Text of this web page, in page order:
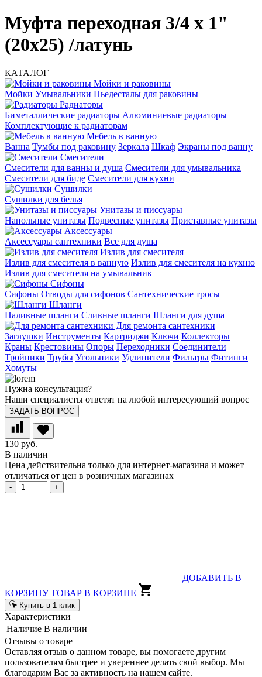
Муфта переходная 3/4 х 1"
(20х25) /латунь
КАТАЛОГ
Мойки и раковины
Мойки Умывальники Пьедесталы для раковины
Радиаторы
Биметаллические радиаторы Алюминиевые радиаторы
Комплектующие к радиаторам
Мебель в ванную
Ванна Тумбы под раковину Зеркала Шкаф Экраны под ванну
Смесители
Смесители для ванны и душа Смесители для умывальника
Смесители для биде Смесители для кухни
Сушилки
Сушилки для белья
Унитазы и писсуары
Напольные унитазы Подвесные унитазы Приставные унитазы
Аксессуары
Аксессуары сантехники Все для душа
Излив для смесителя
Излив для смесителя в ванную Излив для смесителя на кухню
Излив для смесителя на умывальник
Сифоны
Сифоны Отводы для сифонов Сантехнические тросы
Шланги
Наливные шланги Сливные шланги Шланги для душа
Для ремонта сантехники
Заглушки Инструменты Картриджи Ключи Коллекторы
Краны Крестовины Опоры Переходники Соединители
Тройники Трубы Угольники Удлинители Фильтры Фитинги
Хомуты
Нужна консультация?
Наши специалисты ответят на любой интересующий вопрос
ЗАДАТЬ ВОПРОС
130 руб.
В наличии
Цена действительна только для интернет-магазина и может
отличаться от цен в розничных магазинах
- +
ДОБАВИТЬ В
КОРЗИНУ ТОВАР В КОРЗИНЕ
Купить в 1 клик
Характеристики
Наличие В наличии
Отзывы о товаре
Оставляя отзыв о данном товаре, вы помогаете другим
пользователям быстрее и увереннее делать свой выбор. Мы
благодарим Вас за активность на нашем сайте.